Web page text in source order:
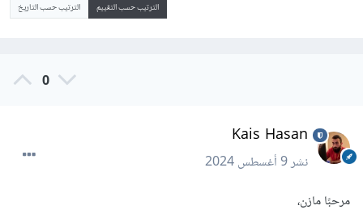
الترتيب حسب التقييم الترتيب حسب التاريخ
0
Kais Hasan
نشر9 أغسطس 2024
مرحبًا مازن،